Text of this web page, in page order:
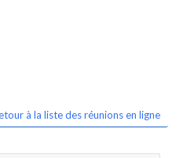
à la liste des réunions en ligne